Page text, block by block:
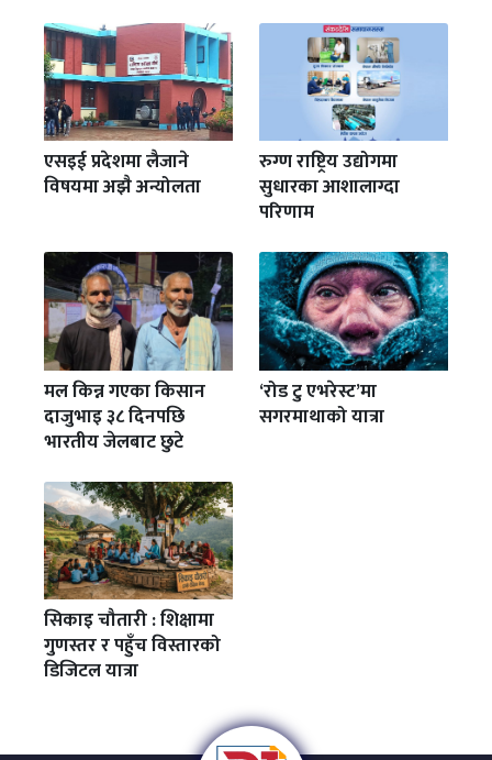
एसइई प्रदेशमा लैजाने
विषयमा अझै अन्योलता
रुग्ण राष्ट्रिय उद्योगमा
सुधारका आशालाग्दा
परिणाम
मल किन्न गएका किसान
दाजुभाइ ३८ दिनपछि
भारतीय जेलबाट छुटे
‘रोड टु एभरेस्ट’मा
सगरमाथाको यात्रा
सिकाइ चौतारी : शिक्षामा
गुणस्तर र पहुँच विस्तारको
डिजिटल यात्रा